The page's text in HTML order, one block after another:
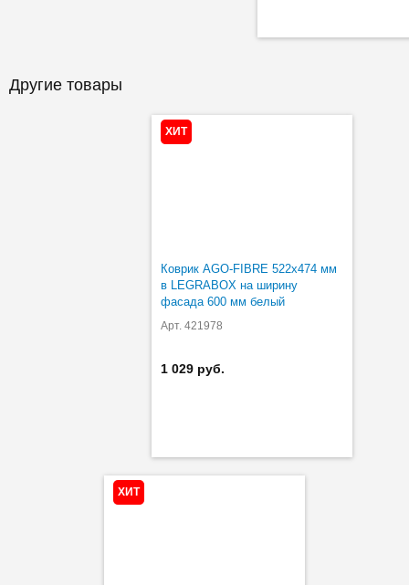
Другие товары
ХИТ
Коврик AGO-FIBRE 522х474 мм
в LEGRABOX на ширину
фасада 600 мм белый
Арт. 421978
1 029 руб.
ХИТ